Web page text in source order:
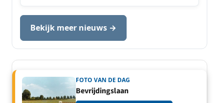
Bekijk meer nieuws →
FOTO VAN DE DAG
Bevrijdingslaan